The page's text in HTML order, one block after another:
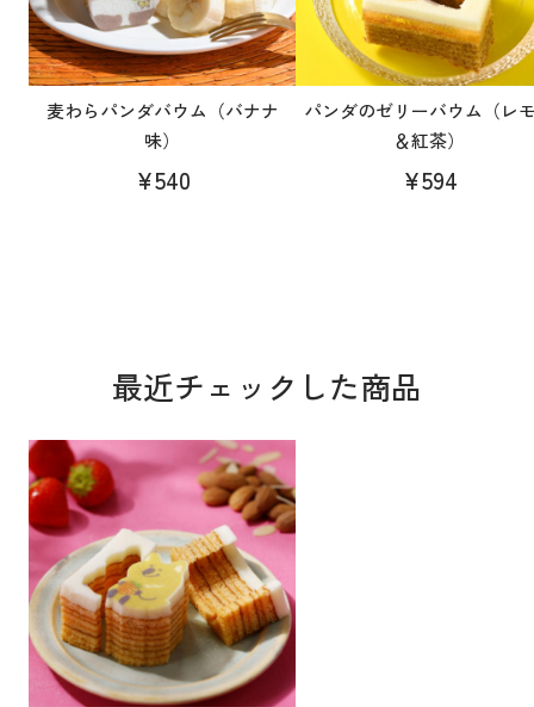
麦わらパンダバウム（バナナ
味）
¥540
パンダのゼリーバウム（レ
＆紅茶）
¥594
最近チェックした商品